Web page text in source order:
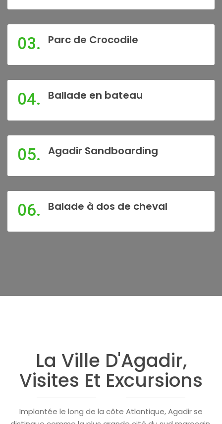
03. Parc de Crocodile
04. Ballade en bateau
05. Agadir Sandboarding
06. Balade à dos de cheval
La Ville D'Agadir,
Visites Et Excursions
Implantée le long de la côte Atlantique, Agadir se